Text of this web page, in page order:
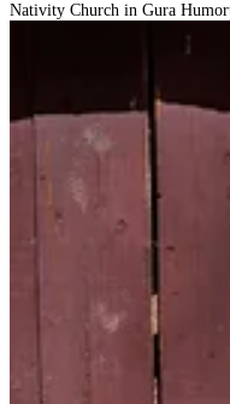
Nativity Church in Gura